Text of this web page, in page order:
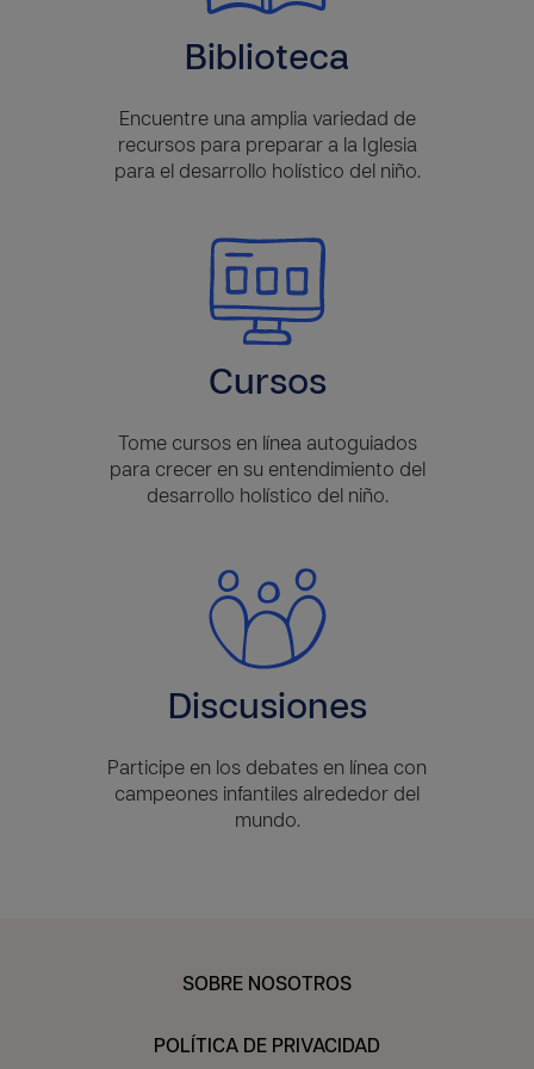
Biblioteca
Encuentre una amplia variedad de
recursos para preparar a la Iglesia
para el desarrollo holístico del niño.
Cursos
Tome cursos en línea autoguiados
para crecer en su entendimiento del
desarrollo holístico del niño.
Discusiones
Participe en los debates en línea con
campeones infantiles alrededor del
mundo.
SOBRE NOSOTROS
POLÍTICA DE PRIVACIDAD